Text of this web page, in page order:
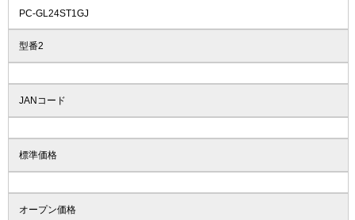
PC-GL24ST1GJ
型番2
JANコード
標準価格
オープン価格